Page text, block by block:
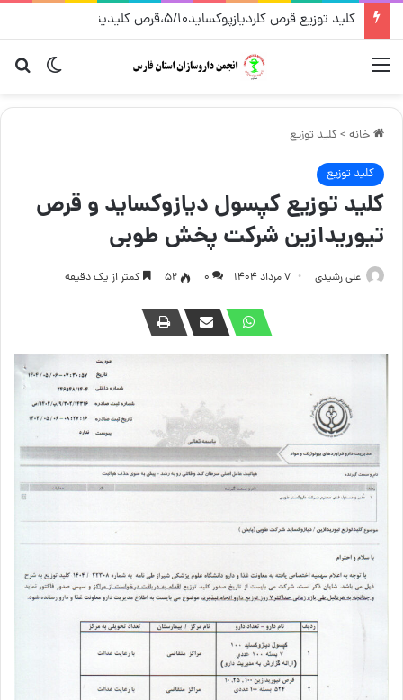
تغییر منو
خانه >کلید توزیع
کلید توزیع
کلید توزیع کپسول دیازوکساید و قرص
تیوریدازین شرکت پخش طوبی
علی رشیدی ۷ مرداد ۱۴۰۴ ۰ 52 کمتر از یک دقیقه